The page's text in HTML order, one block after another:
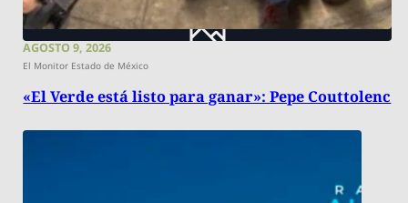
AGOSTO 9, 2026
El Monitor Estado de México
«El Verde está listo para ganar»: Pepe Couttolenc